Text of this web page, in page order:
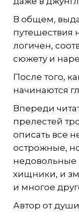
В общем,
путешествия
логичен,
сюжету и
После того,
начинаются
Впереди
прелестей
описать все
острожные,
недовольные
хищники, и
и многое
Автор от